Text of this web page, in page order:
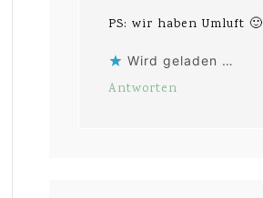
PS: wir haben Umluft 🙂
Wird geladen …
Antworten